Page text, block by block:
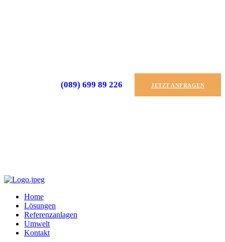
(089) 699 89 226 JETZT ANFRAGEN
Home
Lösungen
Referenzanlagen
Umwelt
Kontakt